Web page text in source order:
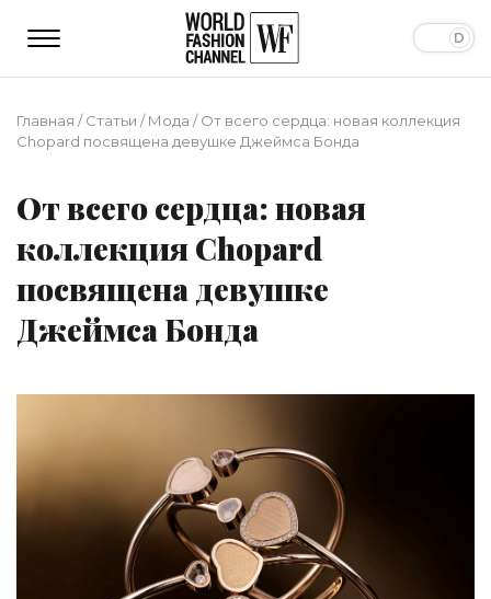
Главная /Статьи /Мода /От всего сердца: новая коллекция
Chopard посвящена девушке Джеймса Бонда
От всего сердца: новая
коллекция Chopard
посвящена девушке
Джеймса Бонда